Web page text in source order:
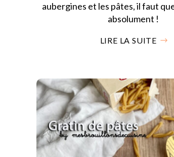
aubergines et les pâtes, il faut
absolument !
LIRE LA SUITE